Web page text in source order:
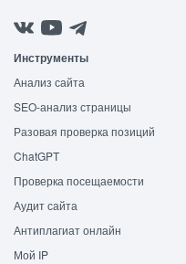
Инструменты
Анализ сайта
SEO-анализ страницы
Разовая проверка позиций
ChatGPT
Проверка посещаемости
Аудит сайта
Антиплагиат онлайн
Мой IP